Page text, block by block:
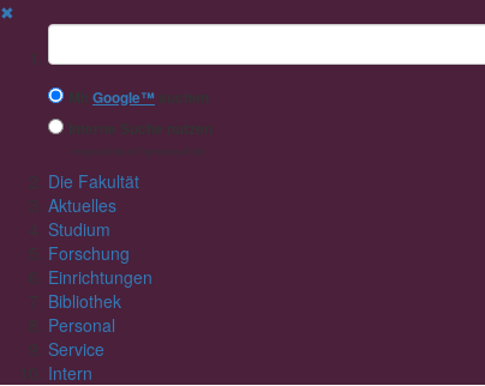
✖
Suchbegriff
Mit Google™ suchen
Interne Suche nutzen
Die Fakultät
Aktuelles
Studium
Forschung
Einrichtungen
Bibliothek
Personal
Service
Intern